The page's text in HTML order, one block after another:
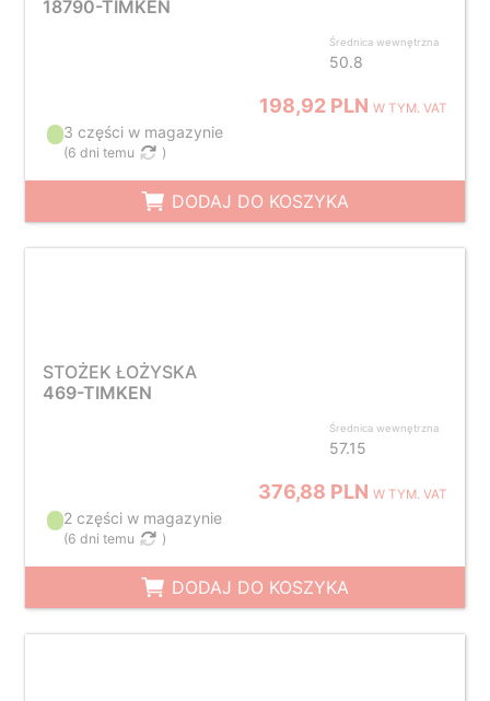
18790-TIMKEN
Średnica wewnętrzna
50.8
198,92 PLNW TYM. VAT
3 części w magazynie
(6 dni temu )
DODAJ DO KOSZYKA
STOŻEK ŁOŻYSKA
469-TIMKEN
Średnica wewnętrzna
57.15
376,88 PLNW TYM. VAT
2 części w magazynie
(6 dni temu )
DODAJ DO KOSZYKA